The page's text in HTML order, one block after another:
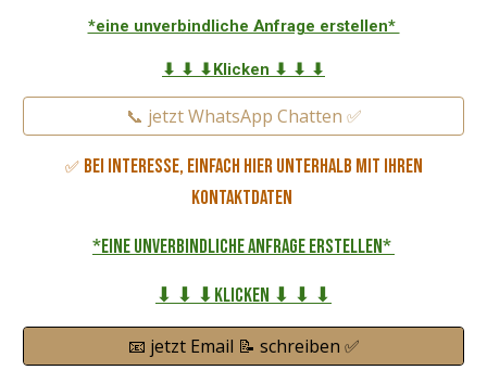
*eine unverbindliche Anfrage erstellen*
⬇ ⬇ ⬇Klicken ⬇ ⬇ ⬇
📞 jetzt WhatsApp Chatten ✅
✅ Bei Interesse, einfach hier unterhalb mit Ihren
Kontaktdaten
*eine unverbindliche Anfrage erstellen*
⬇ ⬇ ⬇Klicken ⬇ ⬇ ⬇
📧 jetzt Email 📝 schreiben ✅